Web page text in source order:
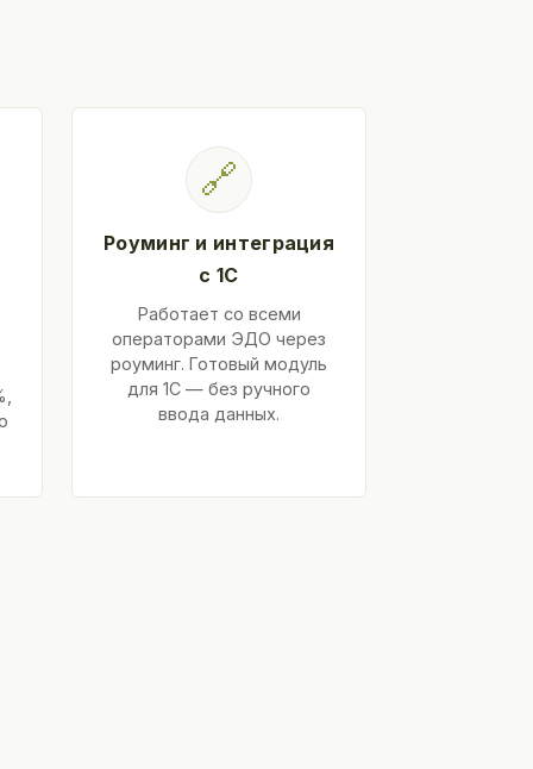
🔗
Роуминг и интеграция
с 1С
Работает со всеми
операторами ЭДО через
роуминг. Готовый модуль
для 1С — без ручного
ввода данных.